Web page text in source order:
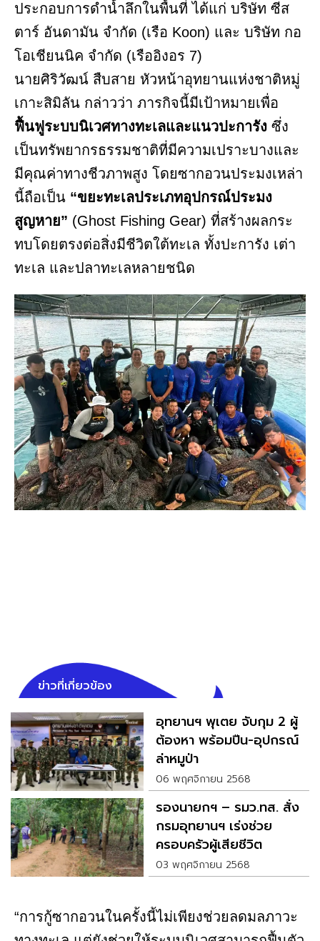
ประกอบการดำน้ำลึกในพื้นที่ ได้แก่ บริษัท ซีส
ตาร์ อันดามัน จำกัด (เรือ Koon) และ บริษัท กอ
โอเชียนนิค จำกัด (เรืออิงอร 7)
นายศิริวัฒน์ สืบสาย หัวหน้าอุทยานแห่งชาติหมู่
เกาะสิมิลัน กล่าวว่า ภารกิจนี้มีเป้าหมายเพื่อ
ฟื้นฟูระบบนิเวศทางทะเลและแนวปะการัง ซึ่ง
เป็นทรัพยากรธรรมชาติที่มีความเปราะบางและ
มีคุณค่าทางชีวภาพสูง โดยซากอวนประมงเหล่า
นี้ถือเป็น “ขยะทะเลประเภทอุปกรณ์ประมง
สูญหาย” (Ghost Fishing Gear) ที่สร้างผลกระ
ทบโดยตรงต่อสิ่งมีชีวิตใต้ทะเล ทั้งปะการัง เต่า
ทะเล และปลาทะเลหลายชนิด
ข่าวที่เกี่ยวข้อง
อุทยานฯ พุเตย จับกุม 2 ผู้
ต้องหา พร้อมปืน-อุปกรณ์
ล่าหมูป่า
06 พฤศจิกายน 2568
รองนายกฯ – รมว.ทส. สั่ง
กรมอุทยานฯ เร่งช่วย
ครอบครัวผู้เสียชีวิต
03 พฤศจิกายน 2568
“การกู้ซากอวนในครั้งนี้ไม่เพียงช่วยลดมลภาวะ